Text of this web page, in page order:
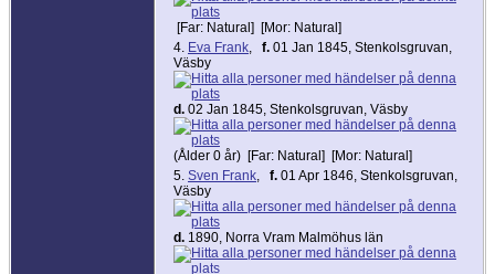
[Far: Natural] [Mor: Natural]
4. Eva Frank f. 01 Jan 1845, Stenkolsgruvan,
Väsby
d. 02 Jan 1845, Stenkolsgruvan, Väsby
(Ålder 0 år) [Far: Natural] [Mor: Natural]
5. Sven Frank f. 01 Apr 1846, Stenkolsgruvan,
Väsby
d. 1890, Norra Vram Malmöhus län